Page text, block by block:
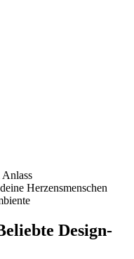
Herzensmenschen
Design-